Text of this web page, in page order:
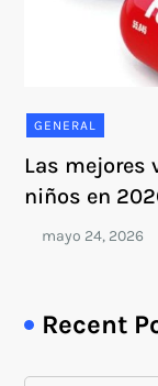
GENERAL
Las mejores
niños en
Recent